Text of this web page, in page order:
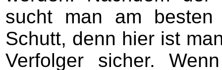
sucht man am
Schutt, denn hier ist
Verfolger sicher.